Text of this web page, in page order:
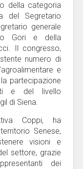
della categoria
del Segretario
generale
Gori e della
Il congresso,
numero di
e
partecipazione
e del livello
di Siena.
Coppi, ha
Senese,
visioni e
settore, grazie
dei